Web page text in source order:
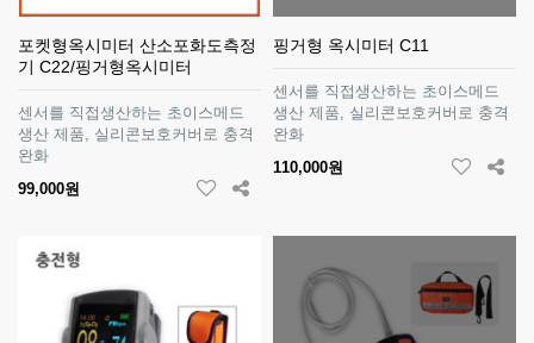
포켓형옥시미터 산소포화도측정
기 C22/핑거형옥시미터
센서를 직접생산하는 초이스메드
생산 제품, 실리콘보호커버로 충격
완화
99,000원
핑거형 옥시미터 C11
센서를 직접생산하는 초이스메드
생산 제품, 실리콘보호커버로 충격
완화
110,000원